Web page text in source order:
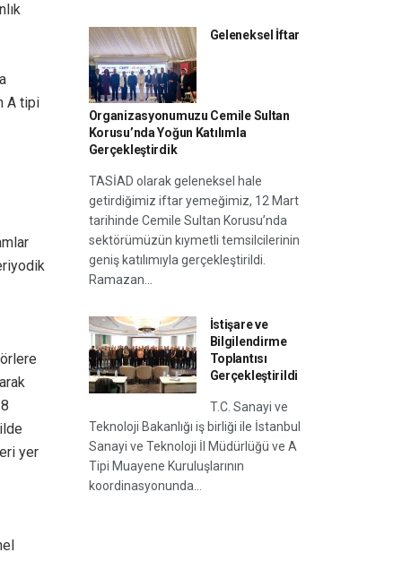
A tipi
yer
Geleneksel İftar
Organizasyonumuzu Cemile Sultan
Korusu’nda Yoğun Katılımla
Gerçekleştirdik
TASİAD olarak geleneksel hale
getirdiğimiz iftar yemeğimiz, 12 Mart
tarihinde Cemile Sultan Korusu’nda
sektörümüzün kıymetli temsilcilerinin
geniş katılımıyla gerçekleştirildi.
Ramazan...
İstişare ve
Bilgilendirme
Toplantısı
Gerçekleştirildi
T.C. Sanayi ve
Teknoloji Bakanlığı iş birliği ile İstanbul
Sanayi ve Teknoloji İl Müdürlüğü ve A
Tipi Muayene Kuruluşlarının
koordinasyonunda...